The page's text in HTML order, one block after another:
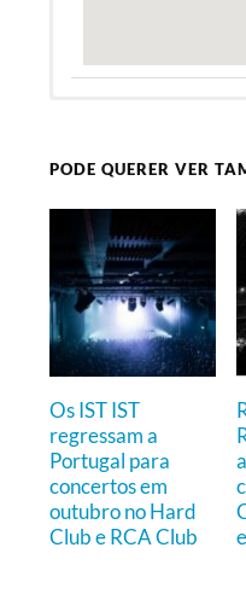
PODE QUERER VER
Os IST IST
regressam a
Portugal para
concertos em
outubro no Hard
Club e RCA Club